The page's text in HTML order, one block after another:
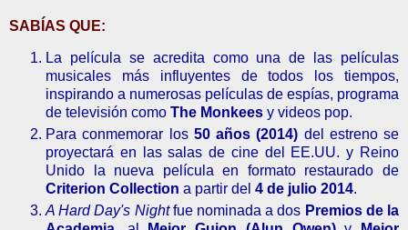
SABÍAS QUE:
La película se acredita como una de las películas
musicales más influyentes de todos los tiempos,
inspirando a numerosas películas de espías, programa
de televisión como The Monkees y videos pop.
Para conmemorar los 50 años (2014) del estreno se
proyectará en las salas de cine del EE.UU. y Reino
Unido la nueva película en formato restaurado de
Criterion Collection a partir del 4 de julio 2014.
A Hard Day's Nightfue nominada a dos Premios de la